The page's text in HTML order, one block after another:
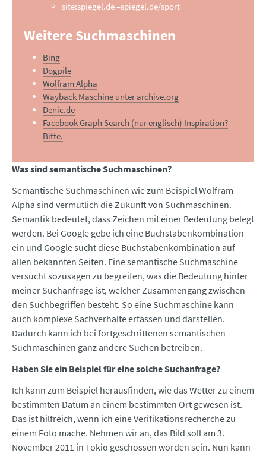
site:spiegel.de –spiegel.de/sport
Weitere Suchmaschinen
Bing
Dogpile
Wolfram Alpha
Wayback Maschine unter archive.org
Denic.de
Facebook Graph Search (nur englisch) Inspiration?
Bitte.
Was sind semantische Suchmaschinen?
Semantische Suchmaschinen wie zum Beispiel Wolfram
Alpha sind vermutlich die Zukunft von Suchmaschinen.
Semantik bedeutet, dass Zeichen mit einer Bedeutung belegt
werden. Bei Google gebe ich eine Buchstabenkombination
ein und Google sucht diese Buchstabenkombination auf
allen bekannten Seiten. Eine semantische Suchmaschine
versucht sozusagen zu begreifen, was die Bedeutung hinter
meiner Suchanfrage ist, welcher Zusammengang zwischen
den Suchbegriffen besteht. So eine Suchmaschine kann
auch komplexe Sachverhalte erfassen und darstellen.
Dadurch kann ich bei fortgeschrittenen semantischen
Suchmaschinen ganz andere Suchen betreiben.
Haben Sie ein Beispiel für eine solche Suchanfrage?
Ich kann zum Beispiel herausfinden, wie das Wetter zu einem
bestimmten Datum an einem bestimmten Ort gewesen ist.
Das ist hilfreich, wenn ich eine Verifikationsrecherche zu
einem Foto mache. Nehmen wir an, das Bild soll am 3.
November 2011 in Tokio geschossen worden sein. Nun kann